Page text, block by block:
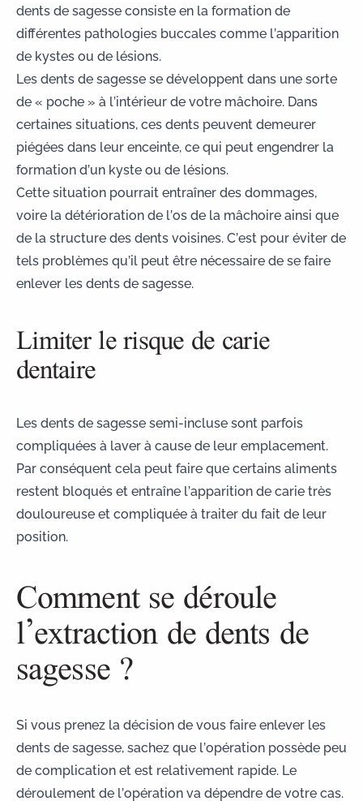
dents de sagesse consiste en la formation de
différentes pathologies buccales comme l’apparition
de kystes ou de lésions.
Les dents de sagesse se développent dans une sorte
de « poche » à l’intérieur de votre mâchoire. Dans
certaines situations, ces dents peuvent demeurer
piégées dans leur enceinte, ce qui peut engendrer la
formation d’un kyste ou de lésions.
Cette situation pourrait entraîner des dommages,
voire la détérioration de l’os de la mâchoire ainsi que
de la structure des dents voisines. C’est pour éviter de
tels problèmes qu’il peut être nécessaire de se faire
enlever les dents de sagesse.
Limiter le risque de carie
dentaire
Lesdents de sagesse semi-inclusesont parfois
compliquées à laver à cause de leur emplacement.
Par conséquent cela peut faire que certains aliments
restent bloqués et entraîne l’apparition de carie très
douloureuse et compliquée à traiter du fait de leur
position.
Comment se déroule
l’extraction de dents de
sagesse ?
Si vous prenez la décision de vous faire enlever les
dents de sagesse, sachez que l’opération possède peu
de complicationet est relativement rapide. Le
déroulement de l’opérationva dépendre de votre cas.